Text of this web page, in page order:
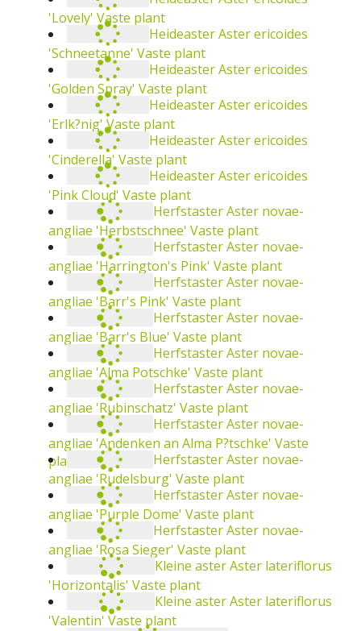
Grootbladige aster
'Twilight' Vaste plant
Grootbladige asterAster macrophyllus
plant
HeideasterAster ericoides 'Snowflurry'
plant
HeideasterAster ericoides 'Lovely'
Heideaster Aster ericoides 'Schneetanne'
plant
HeideasterAster ericoides 'Golden Spray'
plant
Heideaster
'Erlk?nig' Vaste plant
Heideaster Aster ericoides 'Cinderella'Vaste
plant
Heideaster
Aster ericoides 'Pink Cloud'
Vaste plant
Herfstaster
Aster novae-angliae
'Herbstschnee'Vaste plant
HerfstasterAster novae-
angliae 'Harrington's Pink' Vaste plant
HerfstasterAster novae-
angliae 'Barr's Pink' Vaste plant
HerfstasterAster novae-
angliae 'Barr's Blue' Vaste plant
HerfstasterAster novae-
angliae 'Alma Potschke' Vaste plant
HerfstasterAster novae-
angliae 'Rubinschatz' Vaste plant
HerfstasterAster novae-
angliae 'Andenken an Alma P?tschke' Vaste
plant
HerfstasterAster novae-
angliae 'Rudelsburg' Vaste plant
HerfstasterAster novae-
angliae 'Purple Dome' Vaste plant
HerfstasterAster novae-
angliae 'Rosa Sieger' Vaste plant
Kleine asterAster lateriflorus
'Horizontalis' Vaste plant
Kleine asterAster lateriflorus
'Valentin' Vaste plant